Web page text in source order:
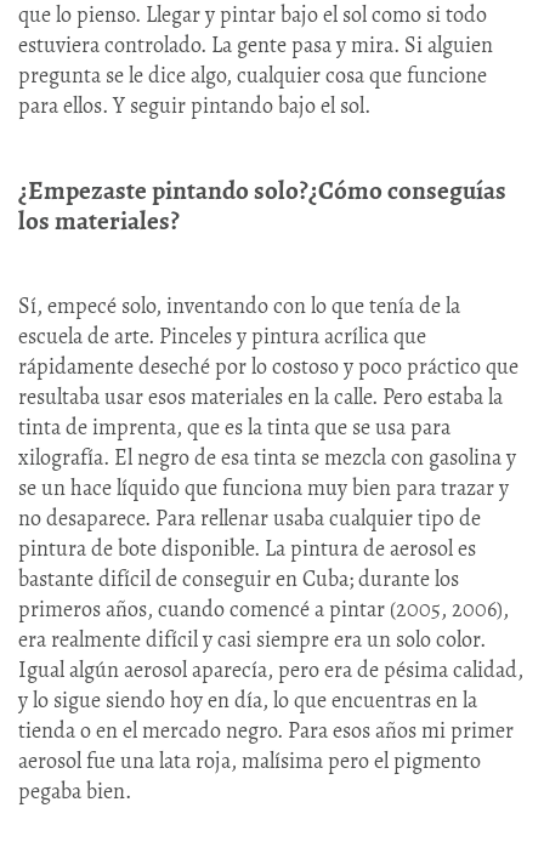
que lo pienso. Llegar y pintar bajo el sol como si todo
estuviera controlado. La gente pasa y mira. Si alguien
pregunta se le dice algo, cualquier cosa que funcione
para ellos. Y seguir pintando bajo el sol.
¿Empezaste pintando solo?¿Cómo conseguías
los materiales?
Sí, empecé solo, inventando con lo que tenía de la
escuela de arte. Pinceles y pintura acrílica que
rápidamente deseché por lo costoso y poco práctico que
resultaba usar esos materiales en la calle. Pero estaba la
tinta de imprenta, que es la tinta que se usa para
xilografía. El negro de esa tinta se mezcla con gasolina y
se un hace líquido que funciona muy bien para trazar y
no desaparece. Para rellenar usaba cualquier tipo de
pintura de bote disponible. La pintura de aerosol es
bastante difícil de conseguir en Cuba; durante los
primeros años, cuando comencé a pintar (2005, 2006),
era realmente difícil y casi siempre era un solo color.
Igual algún aerosol aparecía, pero era de pésima calidad,
y lo sigue siendo hoy en día, lo que encuentras en la
tienda o en el mercado negro. Para esos años mi primer
aerosol fue una lata roja, malísima pero el pigmento
pegaba bien.